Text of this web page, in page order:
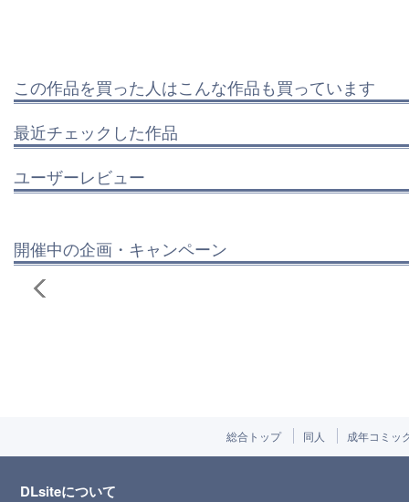
この作品を買った人はこんな作品も買っています
最近チェックした作品
ユーザーレビュー
開催中の企画・キャンペーン
総合トップ 同人 成年コミッ
DLsiteについて